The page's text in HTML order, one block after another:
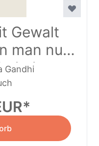
Gewalt
man nur
Gandhi